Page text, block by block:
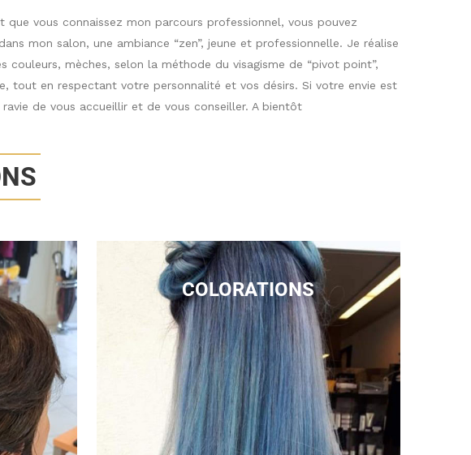
que vous connaissez mon parcours professionnel, vous pouvez
mon salon, une ambiance “zen”, jeune et professionnelle. Je réalise
couleurs, mèches, selon la méthode du visagisme de “pivot point”,
tout en respectant votre personnalité et vos désirs. Si votre envie est
ravie de vous accueillir et de vous conseiller. A bientôt
COLORATIONS